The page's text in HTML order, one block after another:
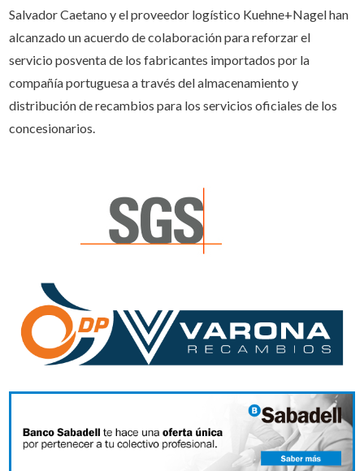
Salvador Caetano y el proveedor logístico Kuehne+Nagel han
alcanzado un acuerdo de colaboración para reforzar el
servicio posventa de los fabricantes importados por la
compañía portuguesa a través del almacenamiento y
distribución de recambios para los servicios oficiales de los
concesionarios.